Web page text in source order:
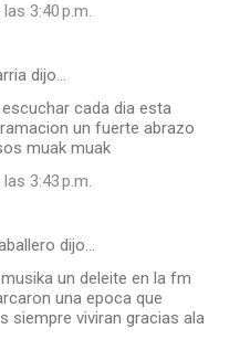
3:40 p.m.
dijo…
cada dia esta
un fuerte abrazo
muak muak
3:43 p.m.
dijo…
un deleite en la fm
una epoca que
siempre viviran gracias ala